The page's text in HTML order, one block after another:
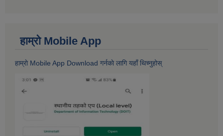
हाम्राे Mobile App
हाम्राे Mobile App Download गर्नकाे लागि यहाँ थिच्नुहोस्‌